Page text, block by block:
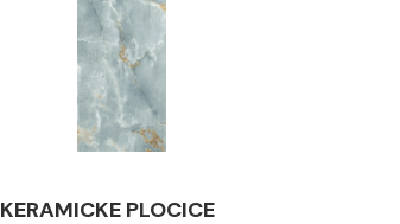
KERAMICKE PLOCICE